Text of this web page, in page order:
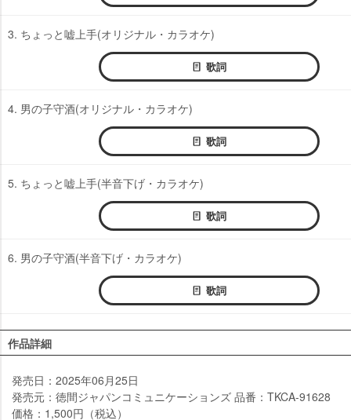
3. ちょっと嘘上手(オリジナル・カラオケ)
歌詞
4. 男の子守酒(オリジナル・カラオケ)
歌詞
5. ちょっと嘘上手(半音下げ・カラオケ)
歌詞
6. 男の子守酒(半音下げ・カラオケ)
歌詞
作品詳細
発売日：2025年06月25日
発売元：徳間ジャパンコミュニケーションズ 品番：TKCA-91628
価格：1,500円（税込）